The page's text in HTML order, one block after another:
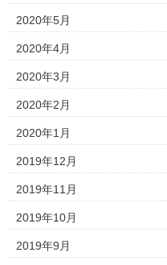
2020年5月
2020年4月
2020年3月
2020年2月
2020年1月
2019年12月
2019年11月
2019年10月
2019年9月